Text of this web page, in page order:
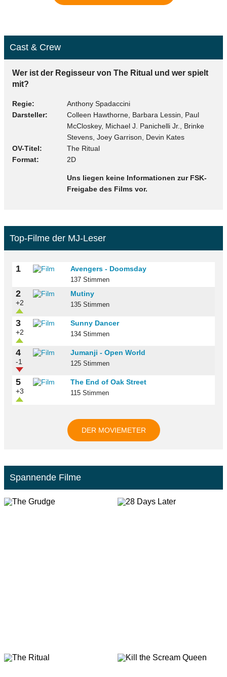
Cast & Crew
Wer ist der Regisseur von The Ritual und wer spielt
mit?
Regie
Anthony Spadaccini
Darsteller
Colleen Hawthorne, Barbara Lessin, Paul
McCloskey, Michael J. Panichelli Jr., Brinke
Stevens, Joey Garrison, Devin Kates
OV-Titel
The Ritual
Format
2D
Uns liegen keine Informationen zur FSK-
Freigabe des Films vor.
Top-Filme der MJ-Leser
1 Avengers - Doomsday
137 Stimmen
2
+2
Mutiny
135 Stimmen
3
+2
Sunny Dancer
134 Stimmen
4
-1
Jumanji - Open World
125 Stimmen
5
+3
The End of Oak Street
115 Stimmen
DER MOVIEMETER
Spannende Filme